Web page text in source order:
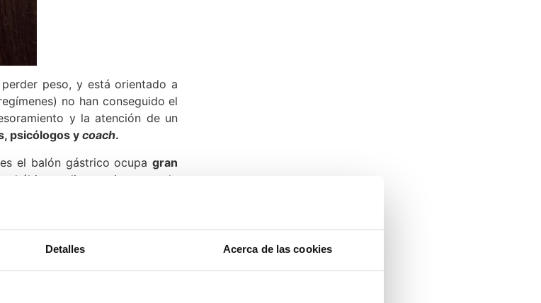
Detalles Acerca de las cookies
peso, y está orientado a
no han conseguido el
y la atención de un
psicólogos ycoach.
el balón gástrico ocupagran
hábitos alimentarios que le
puede variar en función de la